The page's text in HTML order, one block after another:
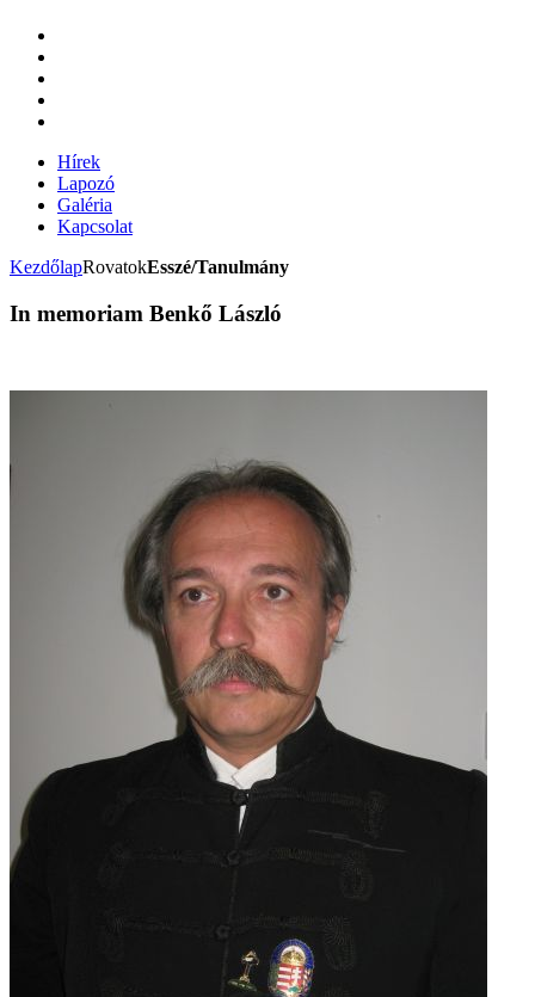
Hírek
Lapozó
Galéria
Kapcsolat
KezdőlapRovatokEsszé/Tanulmány
In memoriam Benkő László